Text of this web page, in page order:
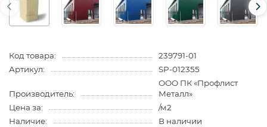
Код товара:
239791-01
Артикул:
SP-012355
Производитель:
ООО ПК «Профлист
Металл»
Цена за:
/м2
Наличие:
В наличии